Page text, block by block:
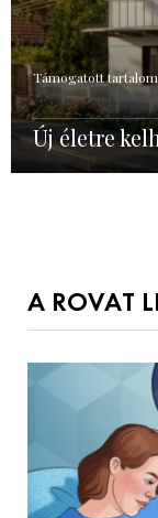
Támogatott tartalom
Új életre
A ROVAT